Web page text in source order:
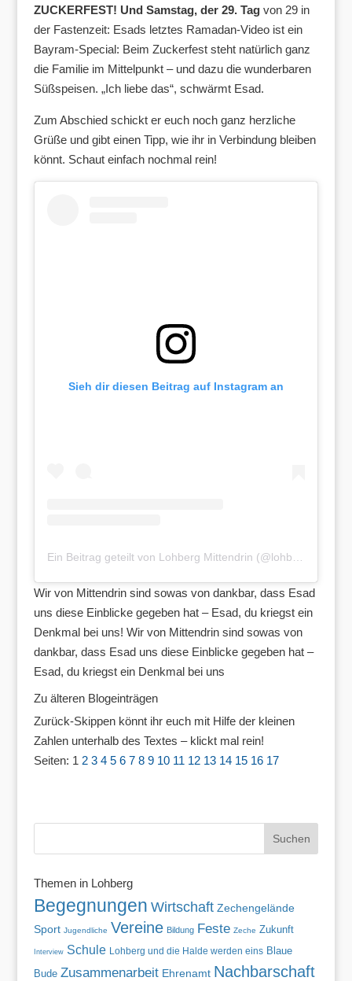
ZUCKERFEST! Und Samstag, der 29. Tag von 29 in
der Fastenzeit: Esads letztes Ramadan-Video ist ein
Bayram-Special: Beim Zuckerfest steht natürlich ganz
die Familie im Mittelpunkt – und dazu die wunderbaren
Süßspeisen. „Ich liebe das“, schwärmt Esad.
Zum Abschied schickt er euch noch ganz herzliche
Grüße und gibt einen Tipp, wie ihr in Verbindung bleiben
könnt. Schaut einfach nochmal rein!
Sieh dir diesen Beitrag auf Instagram an
Wir von Mittendrin sind sowas von dankbar, dass Esad
uns diese Einblicke gegeben hat – Esad, du kriegst ein
Denkmal bei uns! Wir von Mittendrin sind sowas von
dankbar, dass Esad uns diese Einblicke gegeben hat –
Esad, du kriegst ein Denkmal bei uns
Zu älteren Blogeinträgen
Zurück-Skippen könnt ihr euch mit Hilfe der kleinen
Zahlen unterhalb des Textes – klickt mal rein!
Seiten: 1 2 3 4 5 6 7 8 9 10 11 12 13 14 15 16 17
Themen in Lohberg
Begegnungen Wirtschaft Zechengelände
Sport Jugendliche Vereine Bildung Feste Zeche Zukunft
Interview Schule Lohberg und die Halde werden eins Blaue
Bude Zusammenarbeit Ehrenamt Nachbarschaft